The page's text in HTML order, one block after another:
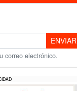
ENVIAR
correo electrónico.